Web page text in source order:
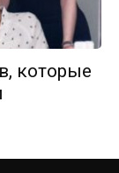
которые